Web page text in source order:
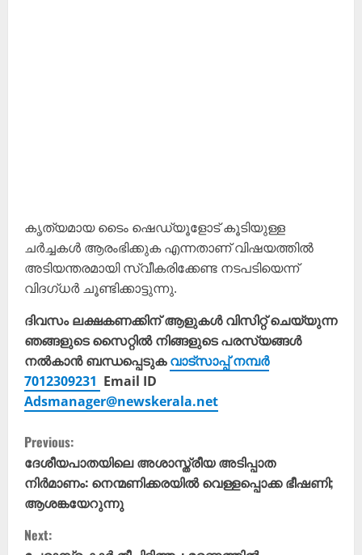
കൃത്യമായ ടൈം ഷെഡ്യൂളോട് കൂടിയുള്ള
ചർച്ചകൾ ആരംഭിക്കുക എന്നതാണ് വിഷയത്തിൽ
അടിയന്തരമായി സ്വീകരിക്കേണ്ട നടപടിയെന്ന്
വിദഗ്ധർ ചൂണ്ടിക്കാട്ടുന്നു.
ദിവസം ലക്ഷകണക്കിന് ആളുകൾ വിസിറ്റ് ചെയ്യുന്ന
ഞങ്ങളുടെ സൈറ്റിൽ നിങ്ങളുടെ പരസ്യങ്ങൾ
നൽകാൻ ബന്ധപ്പെടുകവാട്സാപ്പ് നമ്പർ
7012309231 Email ID
Adsmanager@newskerala.net
C
o
n
t
Previous:
ദേശീയപാതയിലെ അശാസ്ത്രീയ അടിപ്പാത
നിർമാണം: നെന്മണിക്കരയിൽ വെള്ളപ്പൊക്ക ഭീഷണി;
ആശങ്കയേറുന്നു
Next: